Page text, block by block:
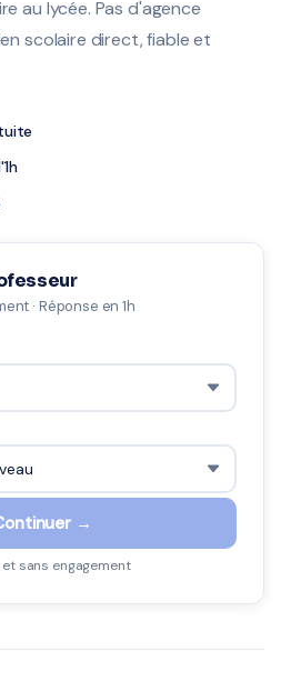
au lycée. Pas d'agence
scolaire direct, fiable et
· Réponse en 1h
→
sans engagement